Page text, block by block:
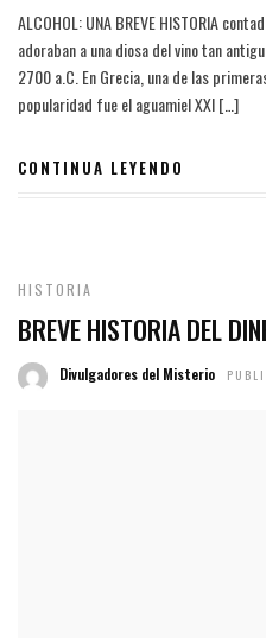
ALCOHOL: UNA BREVE HISTORIA
adoraban a una diosa del vino tan
2700 a.C. En Grecia, una de las
popularidad fue el aguamiel XXI […]
CONTINUA LEYENDO
HISTORIA
BREVE HISTORIA DEL
Divulgadores del Misterio